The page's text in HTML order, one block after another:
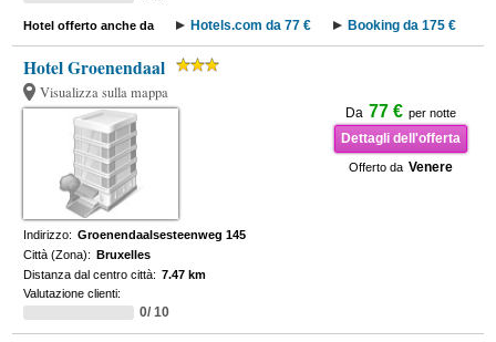
Hotel offerto anche da Hotels.com da 77 € Booking da 175 €
Hotel Groenendaal
Visualizza sulla mappa
Da 77 € per notte
Dettagli dell'offerta
Offerto da Venere
Indirizzo: Groenendaalsesteenweg 145
Città (Zona): Bruxelles
Distanza dal centro città: 7.47 km
Valutazione clienti:
0/ 10